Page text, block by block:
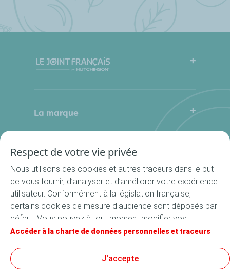
La marque
Qui sommes-nous
Où nous trouver ?
La Cuisine du Bocal
Nos rondelles
Nos accessoires
Recettes
Respect de votre vie privée
Nous utilisons des cookies et autres traceurs dans le but
de vous fournir, d’analyser et d’améliorer votre expérience
utilisateur. Conformément à la législation française,
certains cookies de mesure d'audience sont déposés par
défaut. Vous pouvez à tout moment modifier vos
paramètres de cookies en cliquant sur le bouton « Gérer
vous acceptez le dépôt de l’ensemble des cookies. Dans
le cas où vous cliquez sur « Je refuse », seuls les cookies
Accéder à la charte de données personnelles et traceurs
J'accepte